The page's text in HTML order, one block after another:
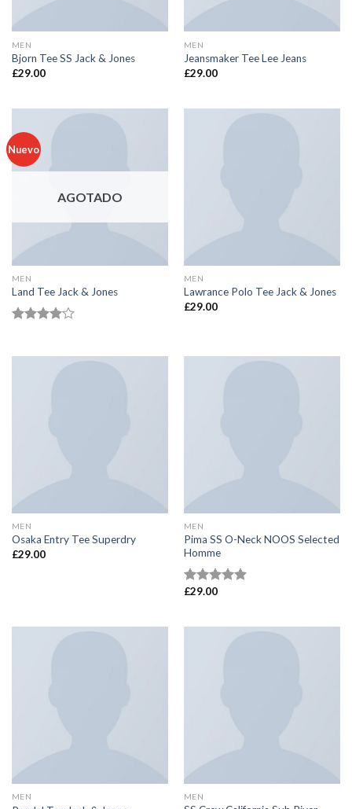
MEN
Bjorn Tee SS Jack & Jones
£29.00
MEN
Jeansmaker Tee Lee Jeans
£29.00
Nuevo
AGOTADO
MEN
Land Tee Jack & Jones
de 5
MEN
Lawrance Polo Tee Jack & Jones
£29.00
MEN
Osaka Entry Tee Superdry
£29.00
MEN
Pima SS O-Neck NOOS Selected
Homme
Valorado en
£29.00
MEN MEN